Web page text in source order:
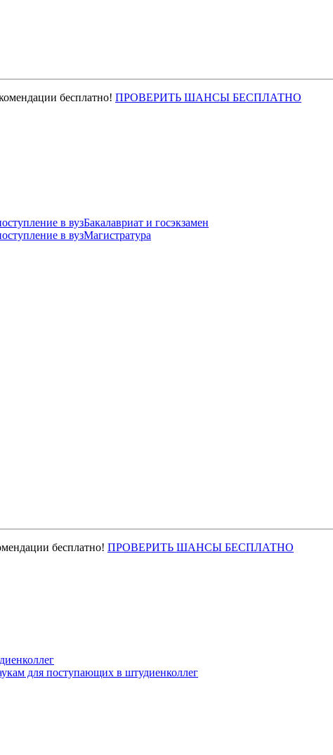
бесплатно! ПРОВЕРИТЬ ШАНСЫ БЕСПЛАТНО
Бакалавриат и госэкзамен
Магистратура
бесплатно! ПРОВЕРИТЬ ШАНСЫ БЕСПЛАТНО
для поступающих в штудиенколлег